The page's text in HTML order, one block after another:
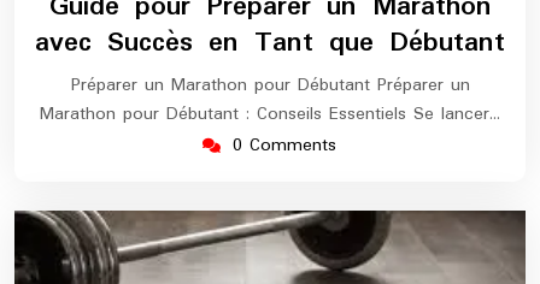
2026
marathon
avec Succès en Tant que Débutant
Préparer un Marathon pour Débutant Préparer un
Marathon pour Débutant : Conseils Essentiels Se lancer…
0 Comments